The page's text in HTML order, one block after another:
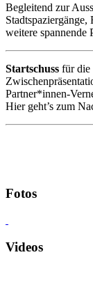
Begleitend zur
weitere spannende
Startschuss für die
Partner*innen-
Hier geht’s zum
Fotos
Videos